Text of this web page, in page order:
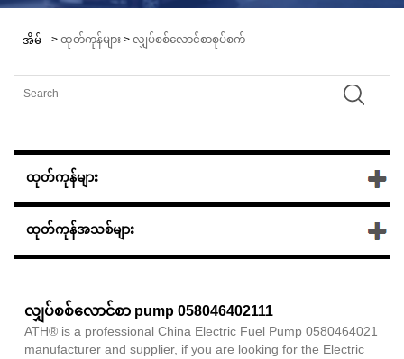
အိမ် > ထုတ်ကုန်များ > လျှပ်စစ်လောင်စာစုပ်စက်
ထုတ်ကုန်များ
ထုတ်ကုန်အသစ်များ
လျှပ်စစ်လောင်စာ pump 058046402111
ATH® is a professional China Electric Fuel Pump 0580464021
manufacturer and supplier, if you are looking for the Electric